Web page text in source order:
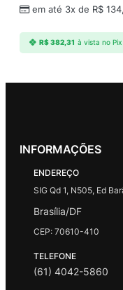
em até 3x de R$
R$382,31 à vista no
INFORMAÇÕES
ENDEREÇO
SIG Qd 1, N505, Ed
Brasília/DF
CEP: 70610-410
TELEFONE
(61) 4042-5860